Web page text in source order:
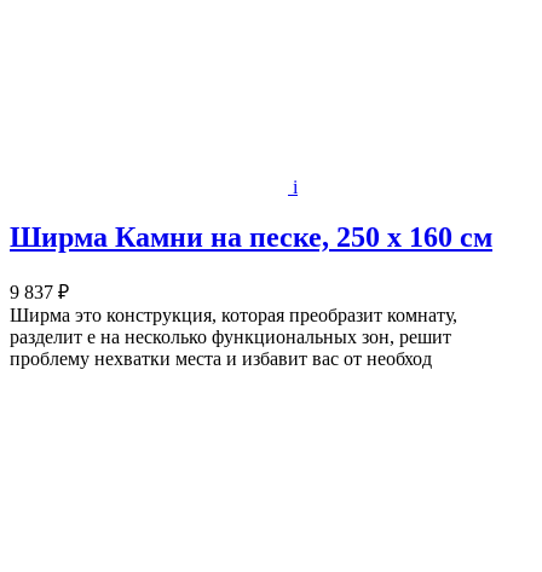
i
Ширма Камни на песке, 250 х 160 см
9 837 ₽
Ширма это конструкция, которая преобразит комнату,
разделит е на несколько функциональных зон, решит
проблему нехватки места и избавит вас от необход